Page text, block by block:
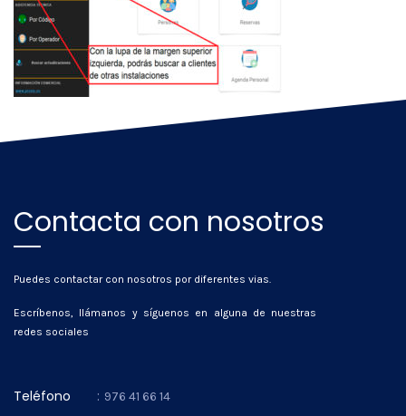
Contacta con nosotros
Puedes contactar con nosotros por diferentes vias.
Escríbenos, llámanos y síguenos en alguna de nuestras
redes sociales
Teléfono : 976 41 66 14